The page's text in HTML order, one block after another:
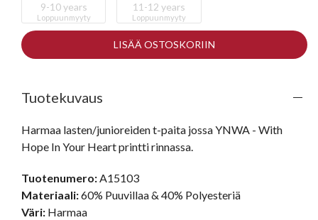
9-10 years
Loppuunmyyty
11-12 years
Loppuunmyyty
LISÄÄ OSTOSKORIIN
Tuotekuvaus
Harmaa lasten/junioreiden t-paita jossa YNWA - With
Hope In Your Heart printti rinnassa.
Tuotenumero:A15103
Materiaali:60% Puuvillaa & 40% Polyesteriä
Väri: Harmaa